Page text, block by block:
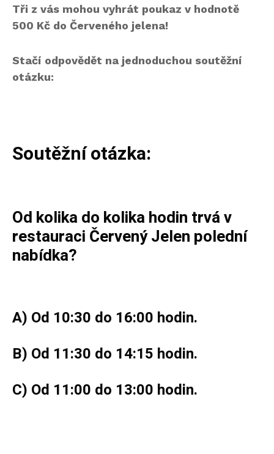
Tři z vás mohou vyhrát poukaz v hodnotě
500 Kč do Červeného jelena!
Stačí odpovědět na jednoduchou soutěžní
otázku:
Soutěžní otázka:
Od kolika do kolika hodin trvá v
restauraci Červený Jelen polední
nabídka?
A) Od 10:30 do 16:00 hodin.
B) Od 11:30 do 14:15 hodin.
C) Od 11:00 do 13:00 hodin.